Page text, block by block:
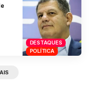
DESTAQUES
POLÍTICA